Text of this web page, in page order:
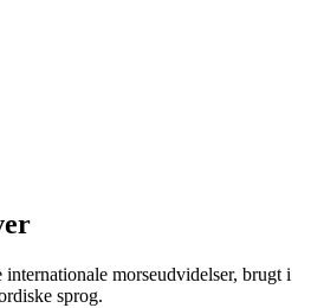
morseudvidelser, brugt i
sprog.